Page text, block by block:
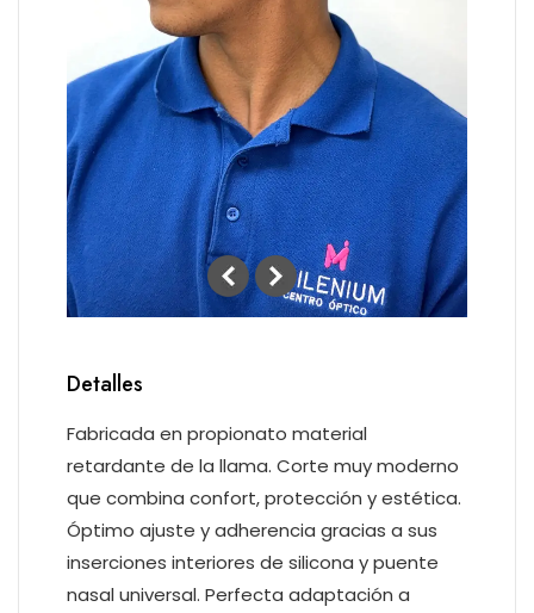
Detalles
Fabricada en propionato material
retardante de la llama. Corte muy moderno
que combina confort, protección y estética.
Óptimo ajuste y adherencia gracias a sus
inserciones interiores de silicona y puente
nasal universal. Perfecta adaptación a